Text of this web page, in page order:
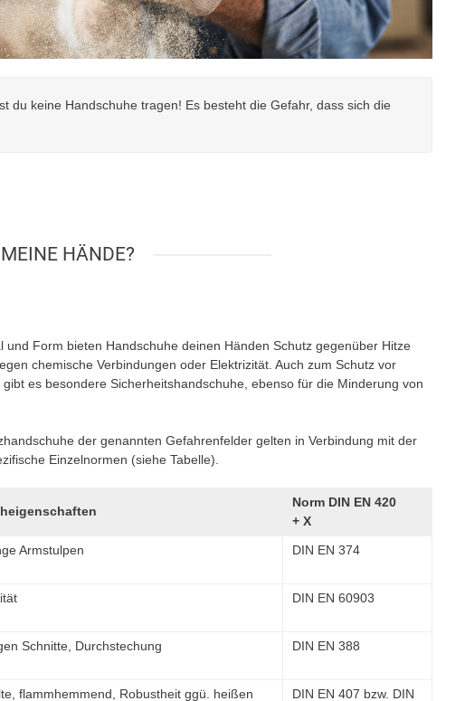
du keine Handschuhe tragen! Es besteht die Gefahr, dass sich die
HÄNDE?
und Form bieten Handschuhe deinen Händen Schutz gegenüber Hitze
chemische Verbindungen oder Elektrizität. Auch zum Schutz vor
es besondere Sicherheitshandschuhe, ebenso für die Minderung von
der genannten Gefahrenfelder gelten in Verbindung mit der
Einzelnormen (siehe Tabelle).
Norm DIN EN 420
+ X
Armstulpen DIN EN 374
DIN EN 60903
Schnitte, Durchstechung DIN EN 388
flammhemmend, Robustheit ggü. heißen
DIN EN 407 bzw. DIN